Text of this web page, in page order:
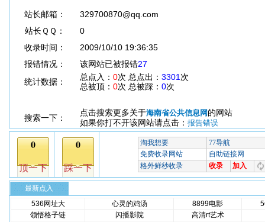
站长邮箱：
329700870@qq.com
站长ＱＱ：
0
收录时间：
2009/10/10 19:36:35
报错情况：
该网站已被报错27
统计数据：
总点入： 0次 总点出： 3301 次
总被顶： 0次 总被踩： 0次
搜索一下：
点击搜索更多关于海南省公共信息网 的网站
如果你打不开该网站请点击： 报告错误
最新点入
536网址大
心灵的鸡汤 8899电影
领悟格子链
闪播影院
高清rt艺术